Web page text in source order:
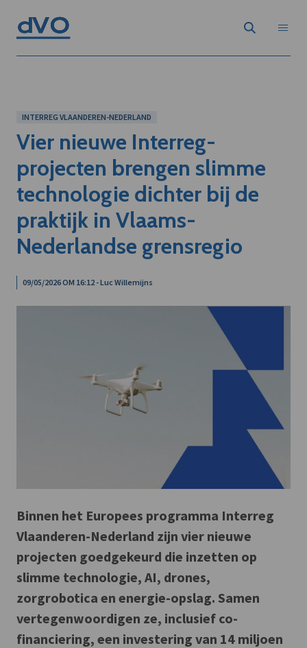
INTERREG VLAANDEREN-NEDERLAND
Vier nieuwe Interreg-
projecten brengen slimme
technologie dichter bij de
praktijk in Vlaams-
Nederlandse grensregio
09/05/2026 OM 16:12 - Luc Willemijns
Binnen het Europees programma Interreg
Vlaanderen-Nederland zijn vier nieuwe
projecten goedgekeurd die inzetten op
slimme technologie, AI, drones,
zorgrobotica en energie-opslag. Samen
vertegenwoordigen ze, inclusief co-
financiering, een investering van 14 miljoen